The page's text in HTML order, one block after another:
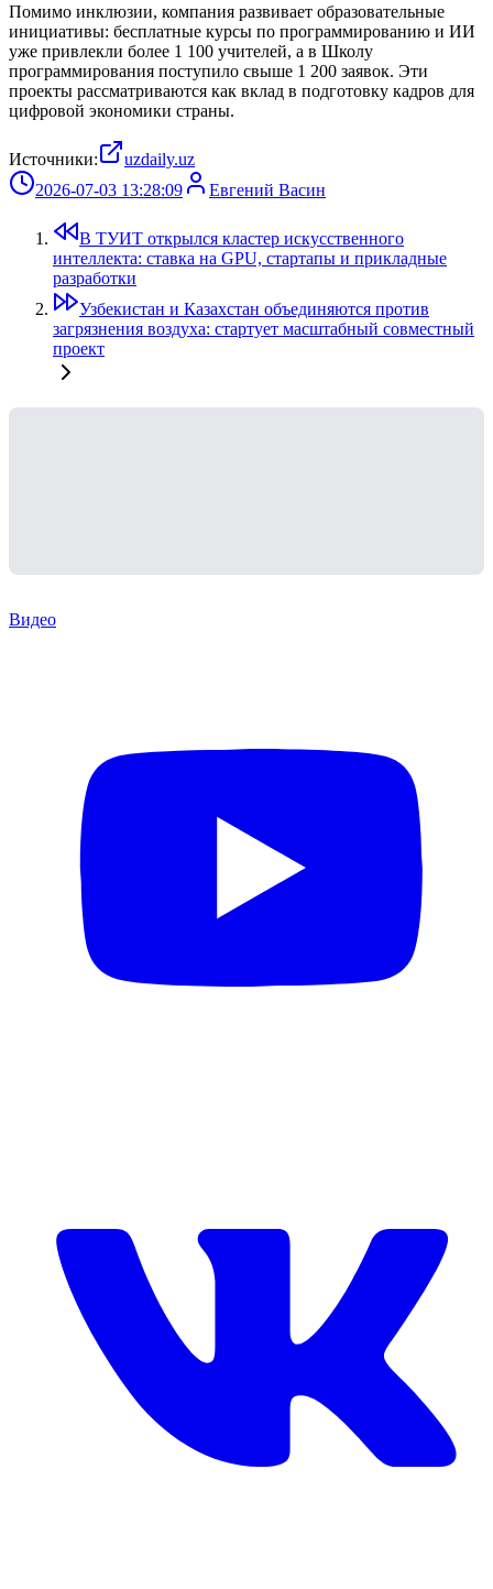
Помимо инклюзии, компания развивает образовательные
инициативы: бесплатные курсы по программированию и ИИ
уже привлекли более 1 100 учителей, а в Школу
программирования поступило свыше 1 200 заявок. Эти
проекты рассматриваются как вклад в подготовку кадров для
цифровой экономики страны.
Источники:
uzdaily.uz
2026-07-03 13:28:09
Евгений Васин
В ТУИТ открылся кластер искусственного
интеллекта: ставка на GPU, стартапы и прикладные
разработки
Узбекистан и Казахстан объединяются против
загрязнения воздуха: стартует масштабный совместный
проект
Видео